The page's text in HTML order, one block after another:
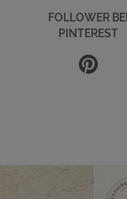
FOLLOWER BEI
PINTEREST